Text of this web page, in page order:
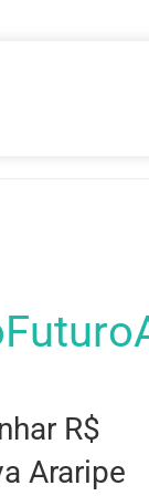
R$
Araripe